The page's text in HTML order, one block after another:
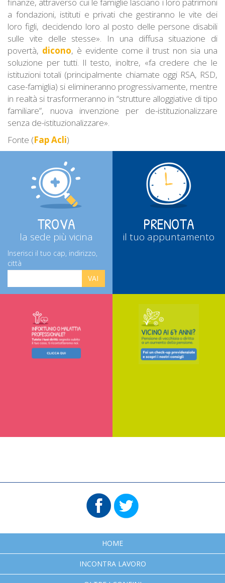
a fondazioni, istituti e privati che gestiranno le vite dei
loro figli, decidendo loro al posto delle persone disabili
sulle vite delle stesse». In una diffusa situazione di
povertà, dicono, è evidente come il trust non sia una
soluzione per tutti. Il testo, inoltre, «fa credere che le
istituzioni totali (principalmente chiamate oggi RSA, RSD,
case-famiglia) si elimineranno progressivamente, mentre
in realtà si trasformeranno in “strutture alloggiative di tipo
familiare”, nuova invenzione per de-istituzionalizzare
senza de-istituzionalizzare».
Fonte (Fap Acli)
TROVA
la sede più vicina
Inserisci il tuo cap, indirizzo,
città
VAI
PRENOTA
il tuo appuntamento
HOME
INCONTRA LAVORO